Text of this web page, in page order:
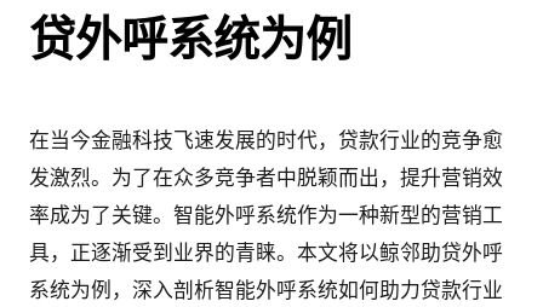
贷外呼系统为例
在当今金融科技飞速发展的时代，贷款行业的竞争愈
发激烈。为了在众多竞争者中脱颖而出，提升营销效
率成为了关键。智能外呼系统作为一种新型的营销工
具，正逐渐受到业界的青睐。本文将以鲸邻助贷外呼
系统为例，深入剖析智能外呼系统如何助力贷款行业